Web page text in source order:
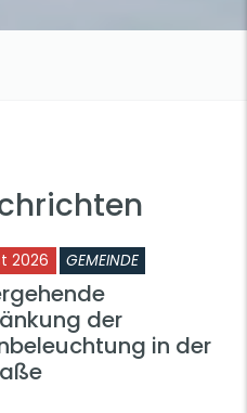
2026 GEMEINDE
der
in der